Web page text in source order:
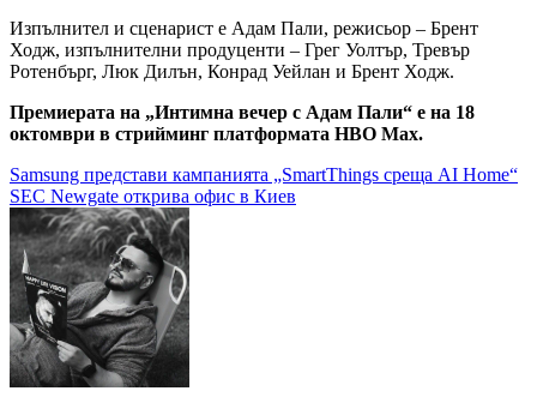
Изпълнител и сценарист е Адам Пали, режисьор – Брент
Ходж, изпълнителни продуценти – Грег Уолтър, Тревър
Ротенбърг, Люк Дилън, Конрад Уейлан и Брент Ходж.
Премиерата на „Интимна вечер с Адам Пали“ е на 18
октомври в стрийминг платформата HBO Max.
Навигация
Samsung представи кампанията „SmartThings среща AI Home“
SEC Newgate открива офис в Киев